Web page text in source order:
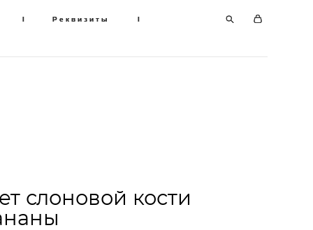
I Реквизиты I
I Реквизиты I
слоновой кости